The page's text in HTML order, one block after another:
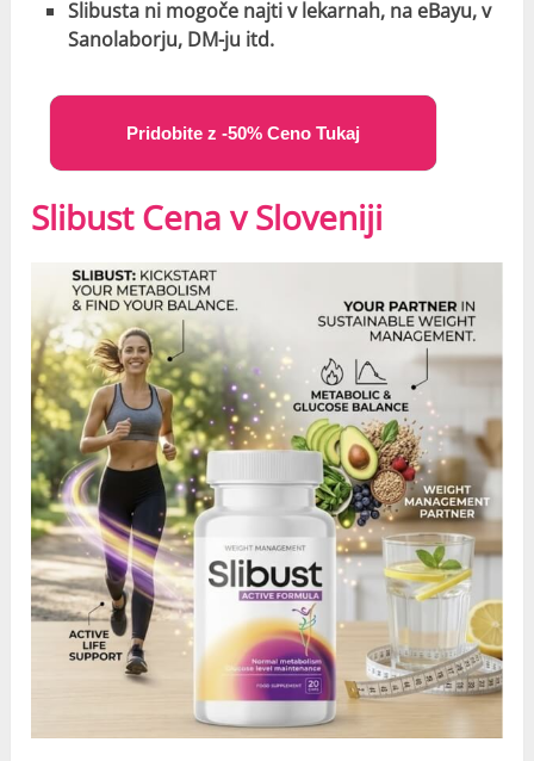
Slibusta ni mogoče najti v lekarnah, na eBayu, v
Sanolaborju, DM-ju itd.
Pridobite z -50% Ceno Tukaj
Slibust Cena v Sloveniji